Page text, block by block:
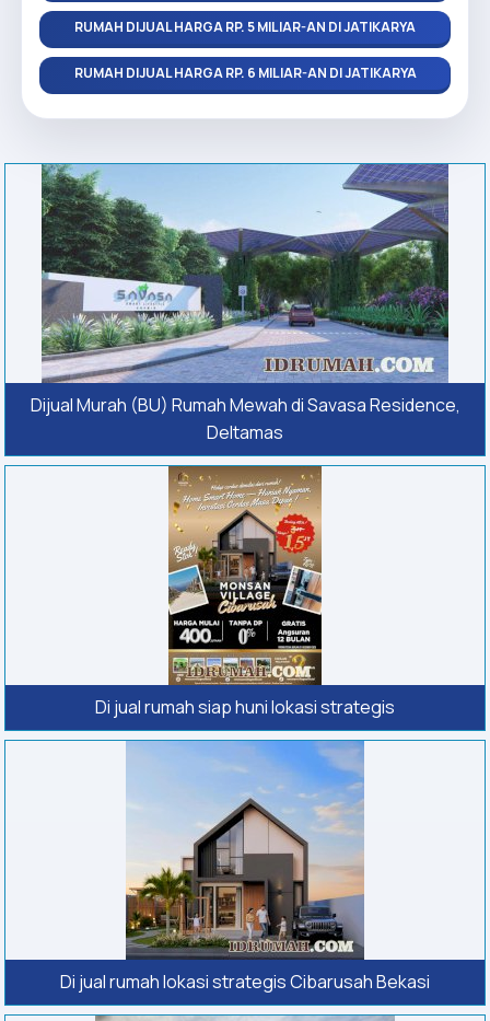
RUMAH DIJUAL HARGA RP. 5 MILIAR-AN DI JATIKARYA
RUMAH DIJUAL HARGA RP. 6 MILIAR-AN DI JATIKARYA
Dijual Murah (BU) Rumah Mewah di Savasa Residence,
Deltamas
Di jual rumah siap huni lokasi strategis
Di jual rumah lokasi strategis Cibarusah Bekasi